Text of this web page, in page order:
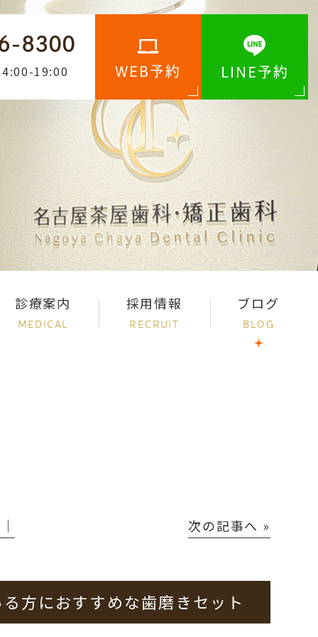
8300
19:00 WEB予約 LINE予約
診療案内
MEDICAL
採用情報
RECRUIT
ブログ
BLOG
次の記事へ »
方におすすめな歯磨きセット